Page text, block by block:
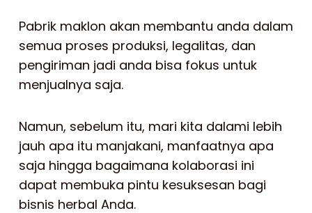
Pabrik maklon akan membantu anda dalam
semua proses produksi, legalitas, dan
pengiriman jadi anda bisa fokus untuk
menjualnya saja.
Namun, sebelum itu, mari kita dalami lebih
jauh apa itu manjakani, manfaatnya apa
saja hingga bagaimana kolaborasi ini
dapat membuka pintu kesuksesan bagi
bisnis herbal Anda.